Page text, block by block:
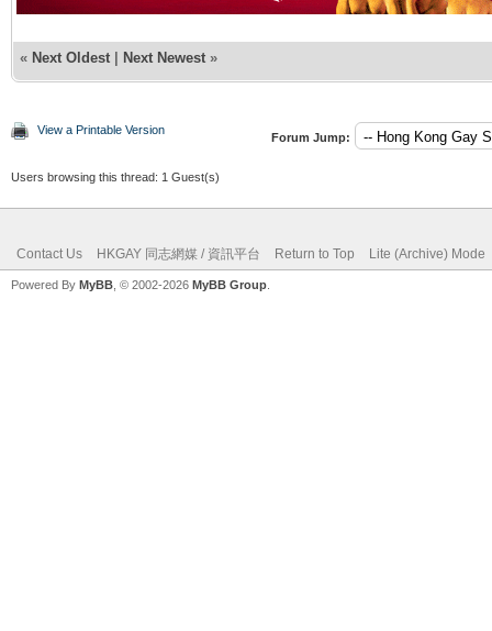
« Next Oldest | Next Newest »
View a Printable Version
Forum Jump:
Users browsing this thread: 1 Guest(s)
Contact Us HKGAY 同志網媒 / 資訊平台 Return to Top Lite (Archive) Mode
Powered By MyBB , © 2002-2026 MyBB Group